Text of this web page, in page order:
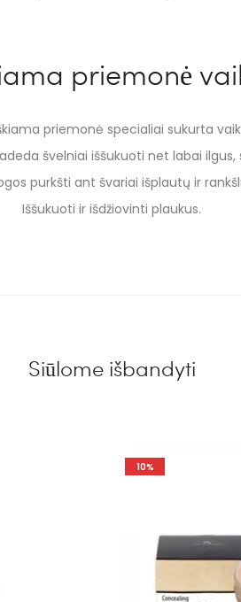
priemonė
priemonė specialiai sukurta
švelniai iššukuoti net labai ilgus,
purkšti ant švariai išplautų ir
Iššukuoti ir išdžiovinti plaukus.
Siūlome išbandyti
10%